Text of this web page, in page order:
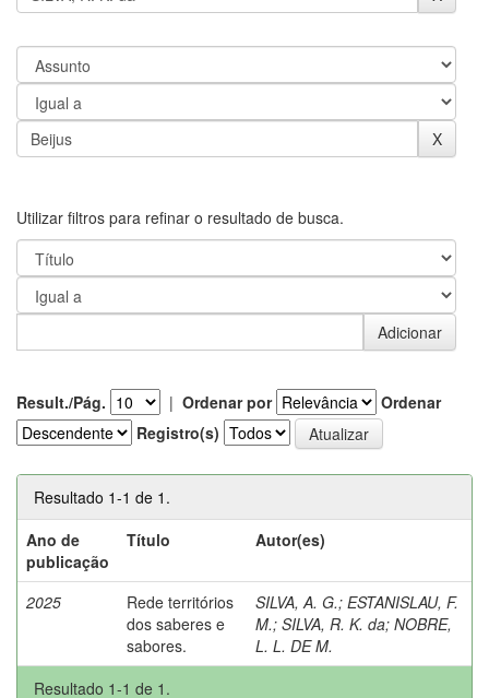
Utilizar filtros para refinar o resultado de busca.
Result./Pág. | Ordenar por
Ordenar
Registro(s)
Resultado 1-1 de 1.
Ano de
publicação
Título Autor(es)
2025
Rede territórios
dos saberes e
sabores.
SILVA, A. G.; ESTANISLAU, F.
M.; SILVA, R. K. da; NOBRE,
L. L. DE M.
Resultado 1-1 de 1.